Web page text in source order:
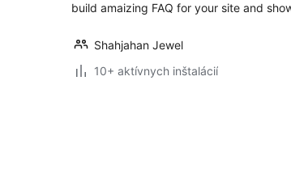
build amaizing FAQ for your site and
Shahjahan Jewel
10+ aktívnych inštalácií